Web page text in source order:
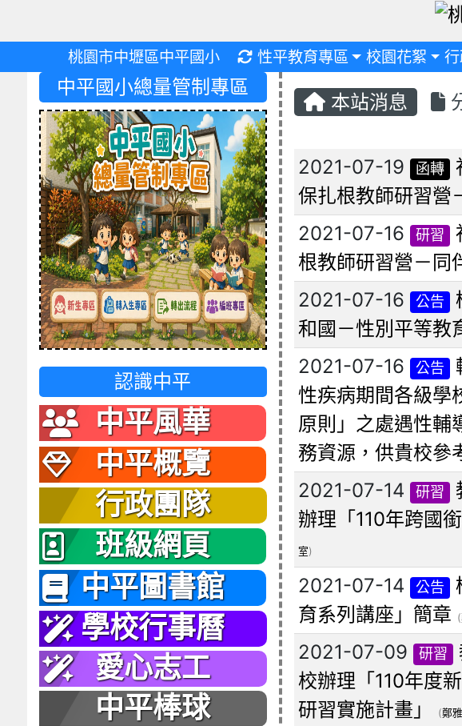
桃園市中壢區中平國小 重新取得佈景設定
性平教育專區 校園花絮
本站消息
文章列表
2021-07-19 函轉
保扎根教師研習營
2021-07-16 研習
根教師研習營－同
2021-07-16 公告
和國－性別平等教
2021-07-16 公告
性疾病期間各級學
原則」之處遇性輔
務資源，供貴校參
2021-07-14 研習
辦理「110年跨國
室)
2021-07-14 公告
育系列講座」簡章 (
2021-07-09 研習
校辦理「110年度
研習實施計畫」
(鄭
中平國小總量管制專區
認識中平
中平風華
中平概覽
行政團隊
班級網頁
中平圖書館
學校行事曆
愛心志工
中平棒球